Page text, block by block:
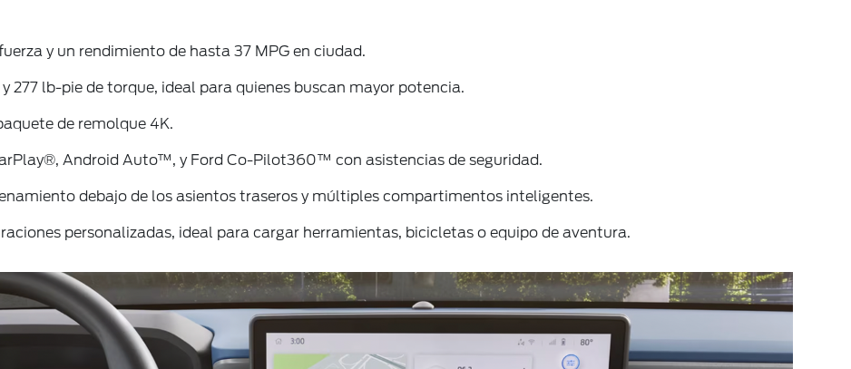
y un rendimiento de hasta 37 MPG en ciudad.
277 lb-pie de torque, ideal para quienes buscan mayor potencia.
de remolque 4K.
Android Auto™, y Ford Co-Pilot360™ con asistencias de seguridad.
debajo de los asientos traseros y múltiples compartimentos inteligentes.
personalizadas, ideal para cargar herramientas, bicicletas o equipo de aventura.